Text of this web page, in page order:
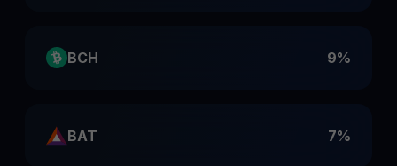
BCH 9%
BAT 7%